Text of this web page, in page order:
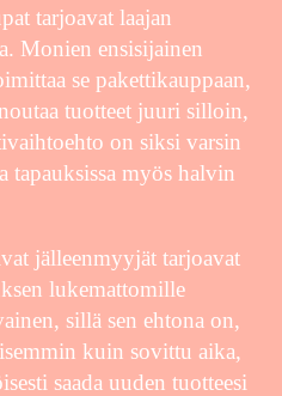
tarjoavat laajan
Monien ensisijainen
se pakettikauppaan,
tuotteet juuri silloin,
on siksi varsin
tapauksissa myös halvin
jälleenmyyjät tarjoavat
lukemattomille
sillä sen ehtona on,
kuin sovittu aika,
saada uuden tuotteesi